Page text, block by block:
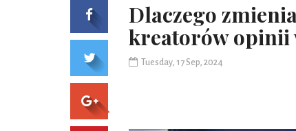
Dlaczego
kreatorów opinii
Tuesday, 17 Sep, 2024